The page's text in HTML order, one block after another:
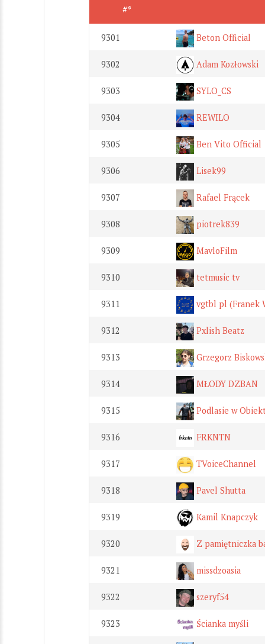
#*
9301 Beton Official
9302 Adam Kozłowski
9303 SYLO_CS
9304 REWILO
9305 Ben Vito Official
9306 Lisek99
9307 Rafael Frącek
9308 piotrek839
9309 MavloFilm
9310 tetmusic tv
9311 vgtbl pl (Franek
9312 Pxlish Beatz
9313 Grzegorz
9314 MŁODY DZBAN
9315 Podlasie w
9316 FRKNTN
9317 TVoiceChannel
9318 Pavel Shutta
9319 Kamil Knapczyk
9320 Z pamiętniczka
9321 missdzoasia
9322 szeryf54
9323 Ścianka myśli